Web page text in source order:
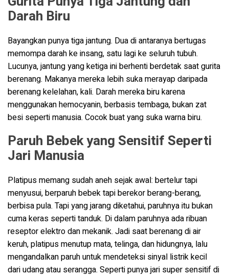
Darah Biru
Bayangkan punya tiga jantung. Dua di antaranya bertugas
memompa darah ke insang, satu lagi ke seluruh tubuh.
Lucunya, jantung yang ketiga ini berhenti berdetak saat gurita
berenang. Makanya mereka lebih suka merayap daripada
berenang kelelahan, kali. Darah mereka biru karena
menggunakan hemocyanin, berbasis tembaga, bukan zat
besi seperti manusia. Cocok buat yang suka warna biru.
Paruh Bebek yang Sensitif Seperti
Jari Manusia
Platipus memang sudah aneh sejak awal: bertelur tapi
menyusui, berparuh bebek tapi berekor berang-berang,
berbisa pula. Tapi yang jarang diketahui, paruhnya itu bukan
cuma keras seperti tanduk. Di dalam paruhnya ada ribuan
reseptor elektro dan mekanik. Jadi saat berenang di air
keruh, platipus menutup mata, telinga, dan hidungnya, lalu
mengandalkan paruh untuk mendeteksi sinyal listrik kecil
dari udang atau serangga. Seperti punya jari super sensitif di